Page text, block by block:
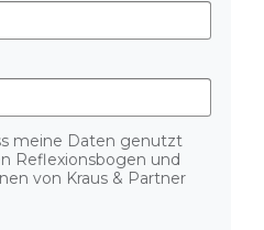
meine Daten genutzt
Reflexionsbogen und
von Kraus & Partner